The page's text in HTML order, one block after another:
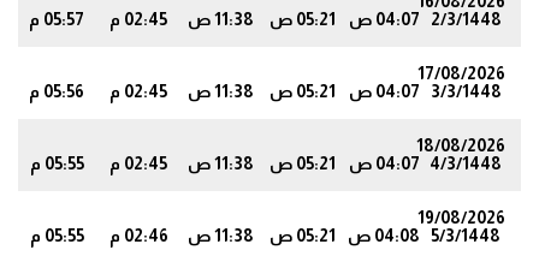
2/3/1448
04:07 ص 05:21 ص 11:38 ص 02:45 م 05:57 م
17/08/2026
3/3/1448
04:07 ص 05:21 ص 11:38 ص 02:45 م 05:56 م
18/08/2026
4/3/1448
04:07 ص 05:21 ص 11:38 ص 02:45 م 05:55 م
19/08/2026
5/3/1448
04:08 ص 05:21 ص 11:38 ص 02:46 م 05:55 م